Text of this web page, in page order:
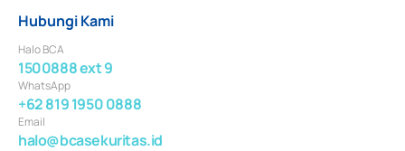
Hubungi Kami
Halo BCA
1500888 ext 9
WhatsApp
+62 819 1950 0888
Email
halo@bcasekuritas.id